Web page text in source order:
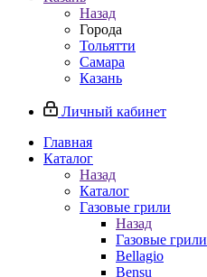
Назад
Города
Тольятти
Самара
Казань
Личный кабинет
Главная
Каталог
Назад
Каталог
Газовые грили
Назад
Газовые грили
Bellagio
Bensu